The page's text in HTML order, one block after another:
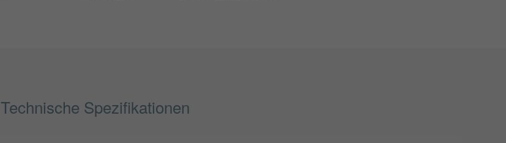
Technische Spezifikationen